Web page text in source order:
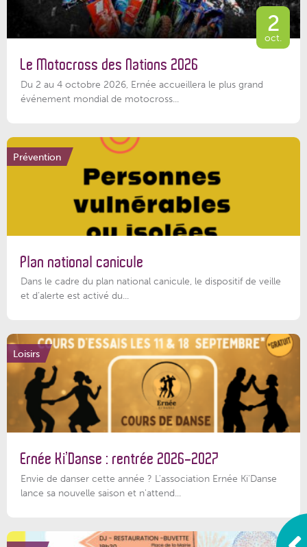
2
oct.
Le Motocross des Nations 2026
Du 2 au 4 octobre 2026, Ernée accueillera le plus grand
événement mondial de motocross...
Prévention
Plan national canicule
Dans le cadre du plan national canicule, le dispositif de veille
et d’alerte est activé du...
Loisirs
Ernée Ki’Danse : rentrée 2026-2027
Envie de danser cette année ? L'association Ernée Ki'Danse
lance sa nouvelle saison et n'attend...